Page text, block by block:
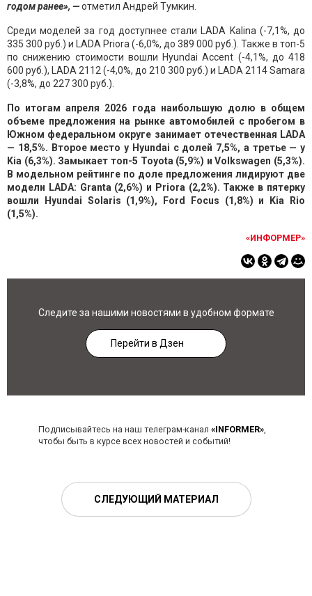
годом ранее», —отметил Андрей Тумкин.
Среди моделей за год доступнее стали LADA Kalina (-7,1%, до
335 300 руб.) и LADA Priora (-6,0%, до 389 000 руб.). Также в топ-5
по снижению стоимости вошли Hyundai Accent (-4,1%, до 418
600 руб.), LADA 2112 (-4,0%, до 210 300 руб.) и LADA 2114 Samara
(-3,8%, до 227 300 руб.).
По итогам апреля 2026 года наибольшую долю в общем
объеме предложения на рынке автомобилей с пробегом в
Южном федеральном округе занимает отечественная LADA
— 18,5%. Второе место у Hyundai с долей 7,5%, а третье — у
Kia (6,3%). Замыкает топ-5 Toyota (5,9%) и Volkswagen (5,3%).
В модельном рейтинге по доле предложения лидируют две
модели LADA: Granta (2,6%) и Priora (2,2%). Также в пятерку
вошли Hyundai Solaris (1,9%), Ford Focus (1,8%) и Kia Rio
(1,5%).
«ИНФОРМЕР»
Следите за нашими новостями в удобном формате
Перейти в Дзен
Подписывайтесь на наш телеграм-канал «INFORMER»,
чтобы быть в курсе всех новостей и событий!
СЛЕДУЮЩИЙ МАТЕРИАЛ